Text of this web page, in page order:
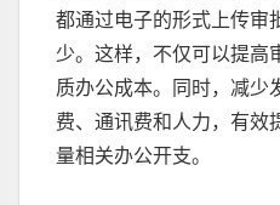
都通过电子的形式上传审
少。这样，不仅可以提高
质办公成本。同时，减少
费、通讯费和人力，有效
量相关办公开支。